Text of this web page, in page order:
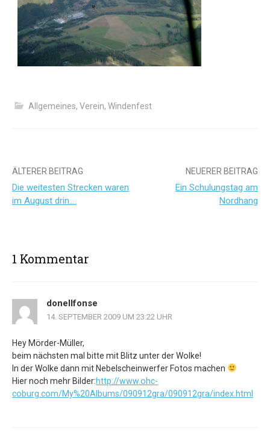
Allgemeines, Verein, Windenfest
Beitrags-
Navigation
ÄLTERER BEITRAG
Die weitesten Strecken waren
im August drin….
NEUERER BEITRAG
Ein Schulungstag am
Nordhang
1 Kommentar
donellfonse
14. SEPTEMBER 2009 UM 23:22 UHR
Hey Mörder-Müller,
beim nächsten mal bitte mit Blitz unter der Wolke!
In der Wolke dann mit Nebelscheinwerfer Fotos machen
Hier noch mehr Bilder:http://www.ohc-
coburg.com/My%20Albums/090912gra/090912gra/index.html